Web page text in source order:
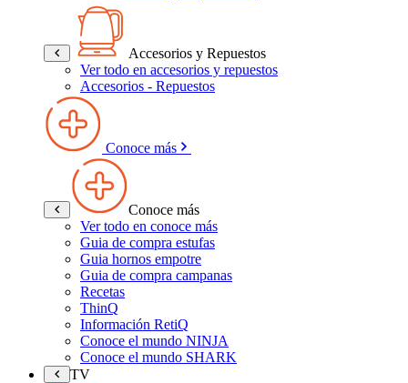
Accesorios y Repuestos
Ver todo en accesorios y repuestos
Accesorios - Repuestos
Conoce más
Conoce más
Ver todo en conoce más
Guia de compra estufas
Guia hornos empotre
Guia de compra campanas
Recetas
ThinQ
Información RetiQ
Conoce el mundo NINJA
Conoce el mundo SHARK
TV